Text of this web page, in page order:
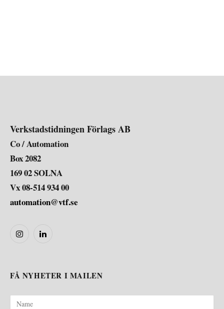
Verkstadstidningen Förlags AB
Co / Automation
Box 2082
169 02 SOLNA
Vx 08-514 934 00
automation@vtf.se
InstagramLinkedIn
FÅ NYHETER I MAILEN